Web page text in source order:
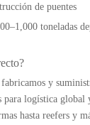
de puentes
toneladas
y
para logística global
hasta reefers y